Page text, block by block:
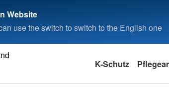
Website
use the switch to switch to the English one
K-Schutz